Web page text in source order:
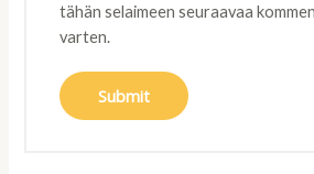
tähän selaimeen seuraavaa
varten.